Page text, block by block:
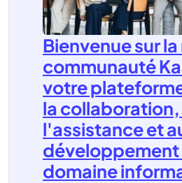
Bienvenue sur
communauté
votre
la collaboration,
l'assistance et
développement
domaine